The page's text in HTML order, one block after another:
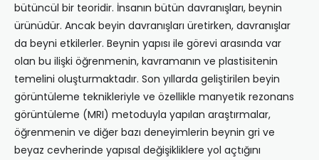
bütüncül bir teoridir. İnsanın bütün davranışları, beynin
ürünüdür. Ancak beyin davranışları üretirken, davranışlar
da beyni etkilerler. Beynin yapısı ile görevi arasında var
olan bu ilişki öğrenmenin, kavramanın ve plastisitenin
temelini oluşturmaktadır. Son yıllarda geliştirilen beyin
görüntüleme teknikleriyle ve özellikle manyetik rezonans
görüntüleme (MRI) metoduyla yapılan araştırmalar,
öğrenmenin ve diğer bazı deneyimlerin beynin gri ve
beyaz cevherinde yapısal değişikliklere yol açtığını